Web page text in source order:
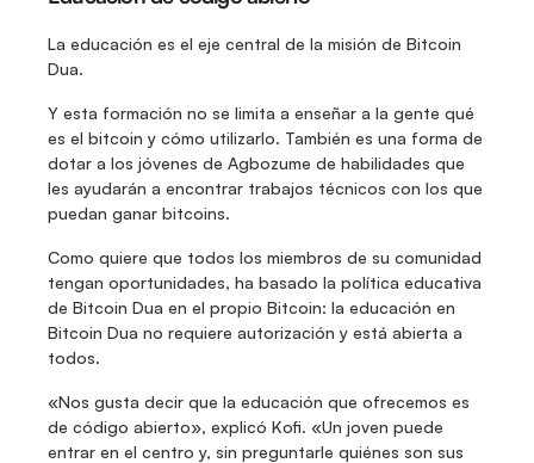
La educación es el eje central de la misión de Bitcoin
Dua.
Y esta formación no se limita a enseñar a la gente qué
es el bitcoin y cómo utilizarlo. También es una forma de
dotar a los jóvenes de Agbozume de habilidades que
les ayudarán a encontrar trabajos técnicos con los que
puedan ganar bitcoins.
Como quiere que todos los miembros de su comunidad
tengan oportunidades, ha basado la política educativa
de Bitcoin Dua en el propio Bitcoin: la educación en
Bitcoin Dua no requiere autorización y está abierta a
todos.
«Nos gusta decir que la educación que ofrecemos es
de código abierto», explicó Kofi. «Un joven puede
entrar en el centro y, sin preguntarle quiénes son sus